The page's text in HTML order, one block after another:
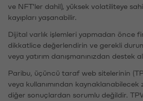
ve NFT'ler dahil), yüksek volatiliteye
kayıpları yaşanabilir.
Dijital varlık işlemleri yapmadan önce
dikkatlice değerlendirin ve gerekli
veya yatırım danışmanınızdan destek
Paribu, üçüncü taraf web sitelerinin
veya kullanımından kaynaklanabilecek
diğer sonuçlardan sorumlu değildir.